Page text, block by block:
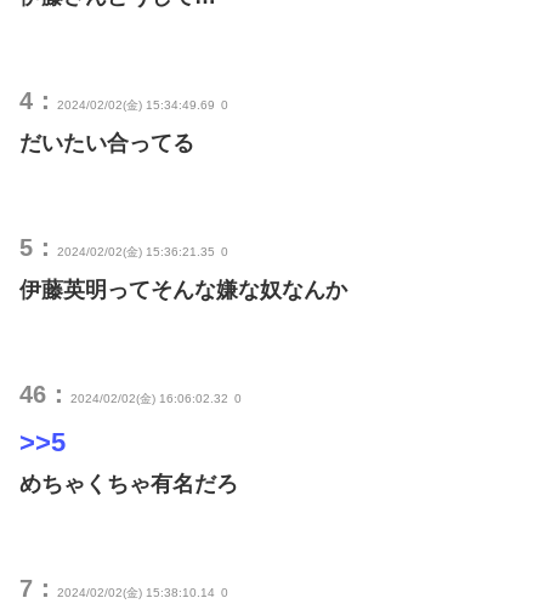
4： 2024/02/02(金) 15:34:49.69 0
だいたい合ってる
5： 2024/02/02(金) 15:36:21.35 0
伊藤英明ってそんな嫌な奴なんか
46： 2024/02/02(金) 16:06:02.32 0
>>5
めちゃくちゃ有名だろ
7： 2024/02/02(金) 15:38:10.14 0